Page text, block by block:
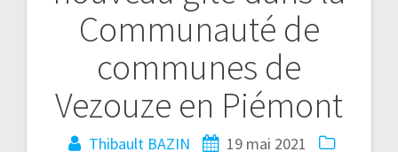
Communauté de
communes de
Vezouze en Piémont
Thibault BAZIN
19 mai 2021